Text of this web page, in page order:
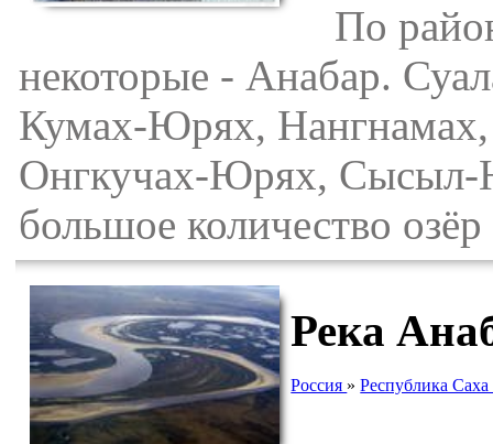
По
некоторые - Анабар.
Кумах-Юрях,
Онгкучах-Юрях, Сысыл-
большое количество озёр
Река
Россия »Республика